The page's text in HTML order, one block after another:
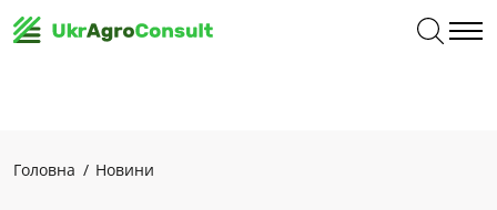
Головна Новини